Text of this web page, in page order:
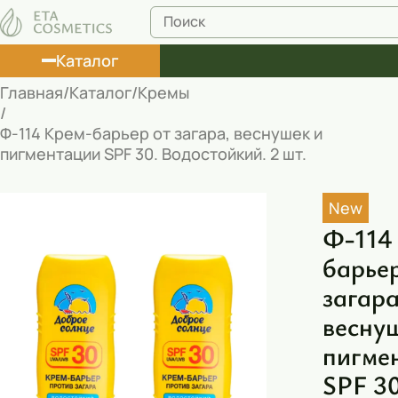
Каталог
Лосьоны
Туши
Муссы
Масла
Пена для ванны
Румяна
Главная Каталог Кремы
Ф-114 Крем-барьер от загара, веснушек и
пигментации SPF 30. Водостойкий. 2 шт.
New
Ф-
SPF